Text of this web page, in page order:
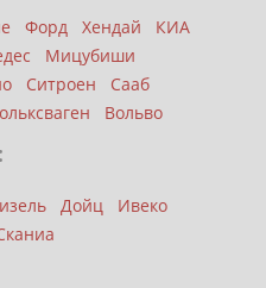
Форд Хендай
КИА
Мицубиши
Ситроен
Сааб
Вольво
Дойц
Ивеко